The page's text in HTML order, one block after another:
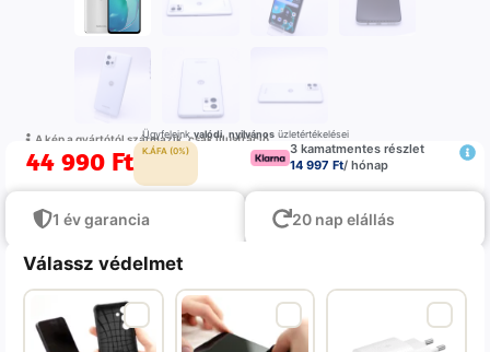
A kép a gyártótól származik, csak illustráció
Ügyfeleinkvalódi,nyilvánosüzletértékelései
44 990 Ft K.ÁFA (0%)
3 kamatmentes részlet
14 997 Ft/ hónap
1 év garancia 20 nap elállás
Válassz védelmet